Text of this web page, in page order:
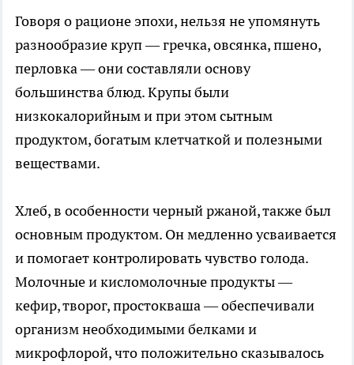
Говоря о рационе эпохи, нельзя не упомянуть
разнообразие круп — гречка, овсянка, пшено,
перловка — они составляли основу
большинства блюд. Крупы были
низкокалорийным и при этом сытным
продуктом, богатым клетчаткой и полезными
веществами.
Хлеб, в особенности черный ржаной, также был
основным продуктом. Он медленно усваивается
и помогает контролировать чувство голода.
Молочные и кисломолочные продукты —
кефир, творог, простокваша — обеспечивали
организм необходимыми белками и
микрофлорой, что положительно сказывалось